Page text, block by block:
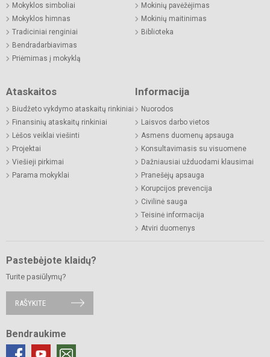
Mokyklos simboliai
Mokyklos himnas
Tradiciniai renginiai
Bendradarbiavimas
Priėmimas į mokyklą
Mokinių pavėžėjimas
Mokinių maitinimas
Biblioteka
Ataskaitos
Biudžeto vykdymo ataskaitų rinkiniai
Finansinių ataskaitų rinkiniai
Lėšos veiklai viešinti
Projektai
Viešieji pirkimai
Parama mokyklai
Informacija
Nuorodos
Laisvos darbo vietos
Asmens duomenų apsauga
Konsultavimasis su visuomene
Dažniausiai užduodami klausimai
Pranešėjų apsauga
Korupcijos prevencija
Civilinė sauga
Teisinė informacija
Atviri duomenys
Pastebėjote klaidų?
Turite pasiūlymų?
RAŠYKITE
Bendraukime